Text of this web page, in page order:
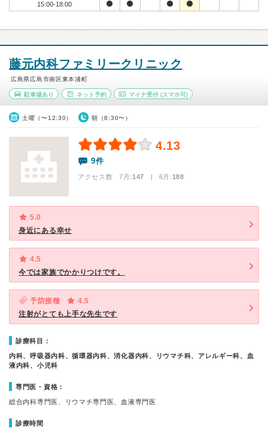
15:00-18:00
藤元内科ファミリークリニック
広島県広島市南区東本浦町
駐車場あり ネット予約 マイナ受付 (スマホ可)
土曜（〜12:30） 朝（8:30〜）
4.13
9件
アクセス数 7月:147 | 6月:188
5.0
身近にある幸せ
4.5
今では家族でかかりつけです。
予防接種
4.5
注射がとても上手な先生です
診療科目：
内科、呼吸器内科、循環器内科、消化器内科、リウマチ科、アレルギー科、血
液内科、小児科
専門医・資格：
総合内科専門医、リウマチ専門医、血液専門医
診療時間